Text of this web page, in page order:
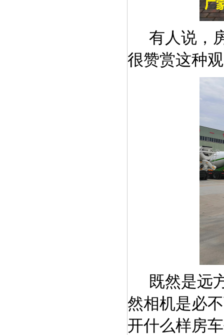
有人说，
很赞赏这种
既然是远
然相机是必
开什么样房